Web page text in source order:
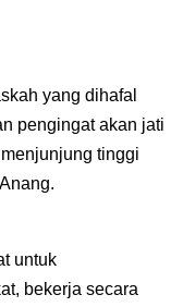
yang dihafal
pengingat akan jati
tinggi
untuk
bekerja secara